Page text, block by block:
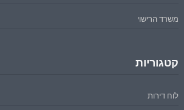
משרד הרישוי
קטגוריות
לוח דירות